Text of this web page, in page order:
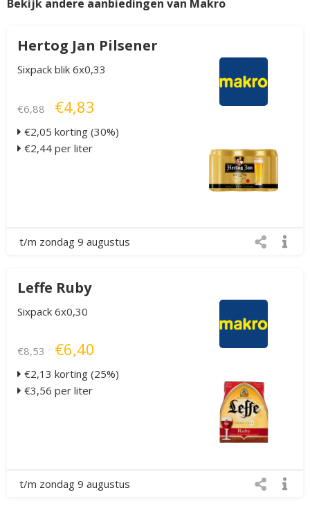
Bekijk andere aanbiedingen van Makro
Hertog Jan Pilsener
Sixpack blik 6x0,33
€6,88 €4,83
€2,05 korting (30%)
€2,44 per liter
t/m zondag 9 augustus
Leffe Ruby
Sixpack 6x0,30
€8,53 €6,40
€2,13 korting (25%)
€3,56 per liter
t/m zondag 9 augustus